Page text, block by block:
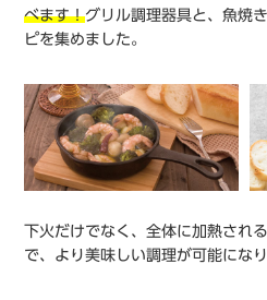
べます！グリル調理器具と、魚焼
ピを集めました。
下火だけでなく、全体に加熱され
で、より美味しい調理が可能になり